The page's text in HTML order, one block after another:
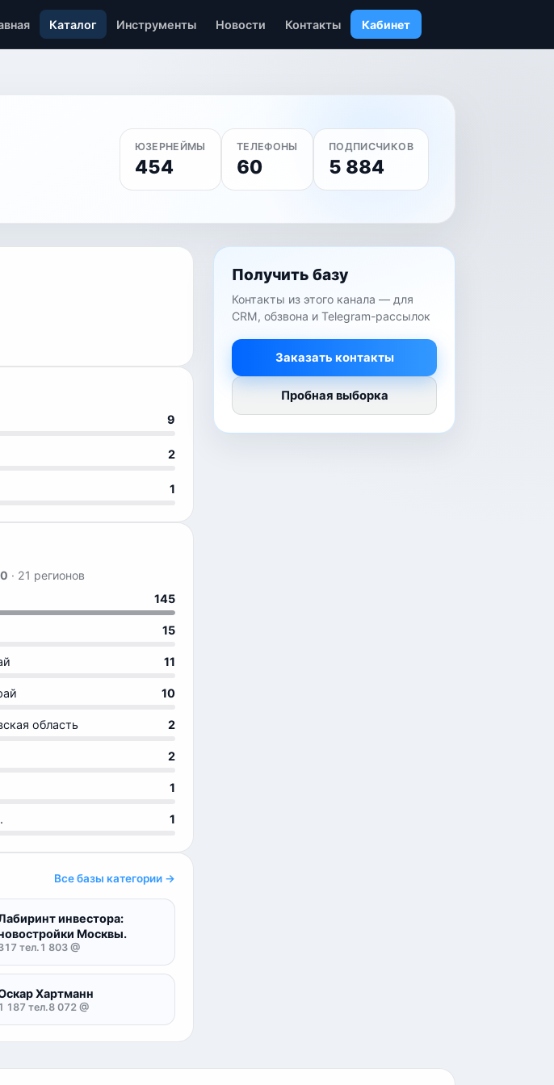
Каталог Инструменты Новости Контакты Кабинет
ЮЗЕРНЕЙМЫ
454
ТЕЛЕФОНЫ
60
ПОДПИСЧИКОВ
5 884
9
2
1
· 21 регионов
145
15
11
10
область 2
2
1
1
Все базы категории →
инвестора:
Москвы.
тел. 1 803 @
Хартманн
1 187 тел.8 072 @
Получить базу
Контакты из этого канала — для
CRM, обзвона и Telegram-рассылок
Заказать контакты
Пробная выборка